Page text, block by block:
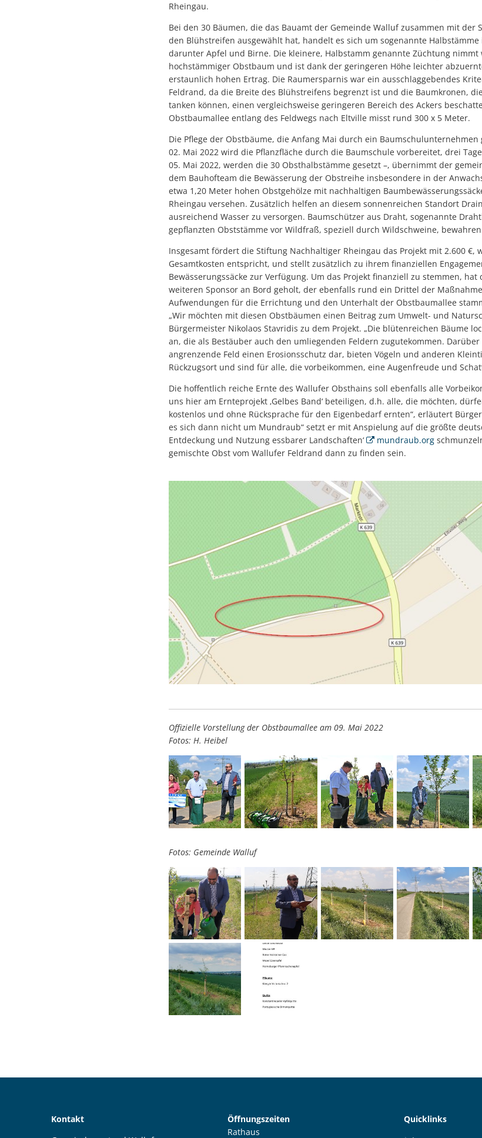
Rheingau.
Bei den 30 Bäumen, die das Bauamt der Gemeinde Walluf zusammen mit
den Blühstreifen ausgewählt hat, handelt es sich um sogenannte
darunter Apfel und Birne. Die kleinere, Halbstamm genannte Züchtung nimmt
hochstämmiger Obstbaum und ist dank der geringeren Höhe leichter
erstaunlich hohen Ertrag. Die Raumersparnis war ein ausschlaggebendes
Feldrand, da die Breite des Blühstreifens begrenzt ist und die Baumkronen,
tanken können, einen vergleichsweise geringeren Bereich des Ackers
Obstbaumallee entlang des Feldwegs nach Eltville misst rund 300 x 5 Meter.
Die Pflege der Obstbäume, die Anfang Mai durch ein
02. Mai 2022 wird die Pflanzfläche durch die Baumschule vorbereitet, drei
05. Mai 2022, werden die 30 Obsthalbstämme gesetzt –, übernimmt der
dem Bauhofteam die Bewässerung der Obstreihe insbesondere in der
etwa 1,20 Meter hohen Obstgehölze mit nachhaltigen
Rheingau versehen. Zusätzlich helfen an diesem sonnenreichen Standort
ausreichend Wasser zu versorgen. Baumschützer aus Draht, sogenannte
gepflanzten Obststämme vor Wildfraß, speziell durch Wildschweine,
Insgesamt fördert die Stiftung Nachhaltiger Rheingau das Projekt mit 2.600 €,
Gesamtkosten entspricht, und stellt zusätzlich zu ihrem finanziellen
Bewässerungssäcke zur Verfügung. Um das Projekt finanziell zu stemmen,
weiteren Sponsor an Bord geholt, der ebenfalls rund ein Drittel der
Aufwendungen für die Errichtung und den Unterhalt der Obstbaumallee
„Wir möchten mit diesen Obstbäumen einen Beitrag zum Umwelt- und
Bürgermeister Nikolaos Stavridis zu dem Projekt. „Die blütenreichen Bäume
an, die als Bestäuber auch den umliegenden Feldern zugutekommen.
angrenzende Feld einen Erosionsschutz dar, bieten Vögeln und anderen
Rückzugsort und sind für alle, die vorbeikommen, eine Augenfreude und
Die hoffentlich reiche Ernte des Wallufer Obsthains soll ebenfalls alle
uns hier am Ernteprojekt ‚Gelbes Band‘ beteiligen, d.h. alle, die möchten,
kostenlos und ohne Rücksprache für den Eigenbedarf ernten“, erläutert
es sich dann nicht um Mundraub“ setzt er mit Anspielung auf die größte
Entdeckung und Nutzung essbarer Landschaften‘
mundraub.org
gemischte Obst vom Wallufer Feldrand dann zu finden sein.
Offizielle Vorstellung der Obstbaumallee am 09. Mai 2022
Fotos: H. Heibel
Fotos: Gemeinde Walluf
Kontakt
Öffnungszeiten
Rathaus
Quicklinks